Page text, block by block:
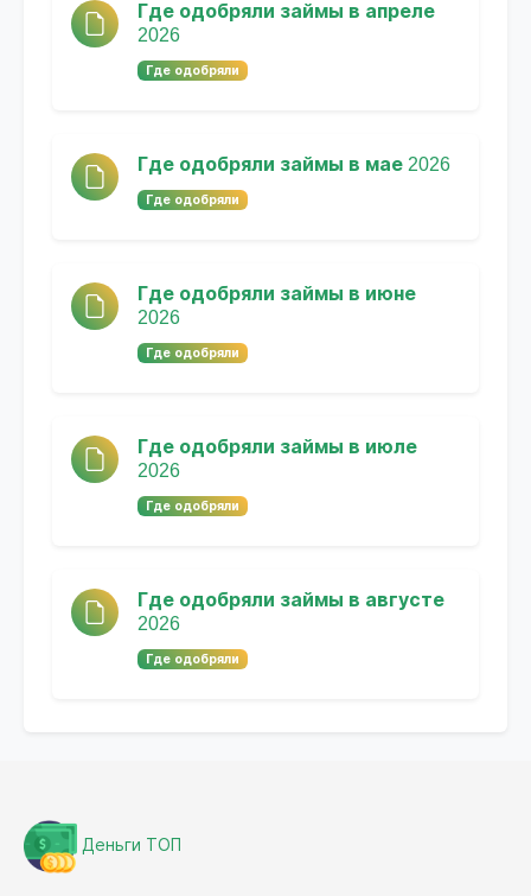
Где одобряли займы в апреле
2026
Где одобряли
Где одобряли займы в мае 2026
Где одобряли
Где одобряли займы в июне
2026
Где одобряли
Где одобряли займы в июле
2026
Где одобряли
Где одобряли займы в августе
2026
Где одобряли
Деньги ТОП